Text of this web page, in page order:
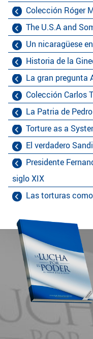
Colección Róger
The U.S.A and
Un nicaragüese
Historia de la
La gran pregunta
Colección Carlos
La Patria de
Torture as a
El verdadero
Presidente
siglo XIX
Las torturas